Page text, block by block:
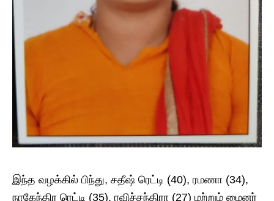
இந்த வழக்கில் பிந்து, சதீஷ் ரெட்டி (40), ரமணா (34),
நாகேந்திர ரெட்டி (35), ரவிச்சந்திரா (27) மற்றும் மைனர்